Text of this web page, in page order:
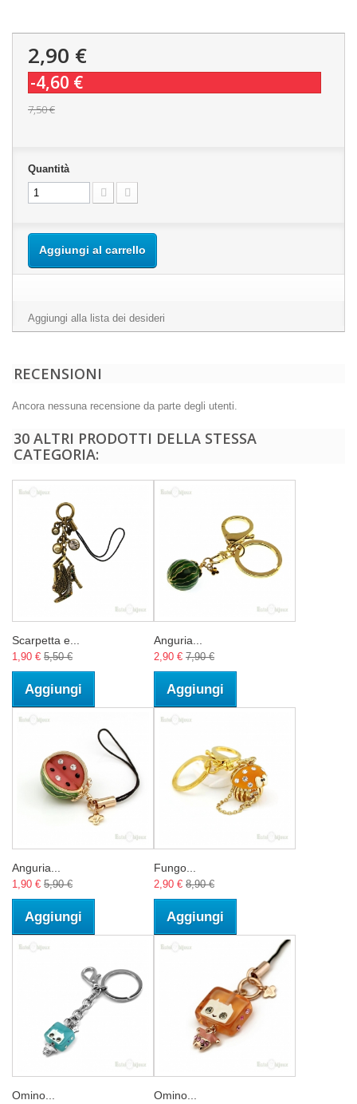
2,90 €
-4,60 €
7,50 €
Quantità
Aggiungi al carrello
Aggiungi alla lista dei desideri
RECENSIONI
Ancora nessuna recensione da parte degli utenti.
30 ALTRI PRODOTTI DELLA STESSA
CATEGORIA:
Scarpetta e...
1,90 € 5,50 €
Aggiungi
Anguria...
2,90 € 7,90 €
Aggiungi
Anguria...
1,90 € 5,90 €
Aggiungi
Fungo...
2,90 € 8,90 €
Aggiungi
Omino... Omino...